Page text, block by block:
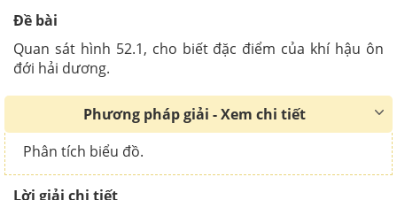
Đề bài
Quan sát hình 52.1, cho biết đặc điểm của khí hậu ôn
đới hải dương.
Phương pháp giải - Xem chi tiết
Phân tích biểu đồ.
Lời giải chi tiết